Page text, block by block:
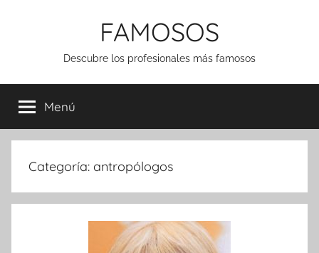
FAMOSOS
Descubre los profesionales más famosos
Menú
Categoría: antropólogos